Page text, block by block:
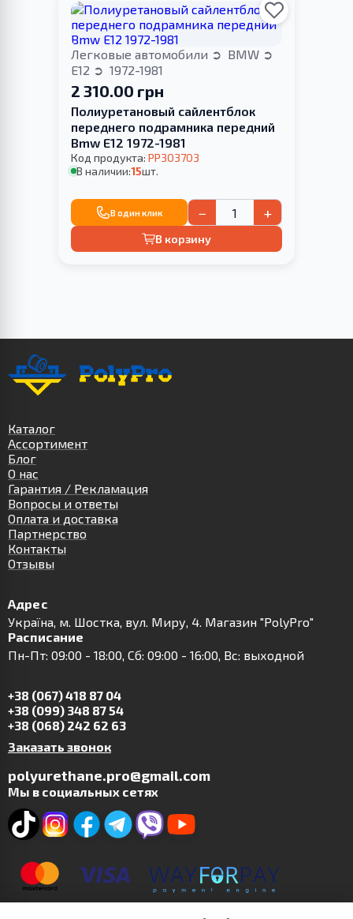
Легковые автомобили
BMW
E12
1972-1981
2 310.00 грн
Полиуретановый сайлентблок
переднего подрамника передний
Bmw E12 1972-1981
Код продукта: PP303703
В наличии:15шт.
В один клик − +
В корзину
Каталог
Ассортимент
Блог
О нас
Гарантия / Рекламация
Вопросы и ответы
Оплата и доставка
Партнерство
Контакты
Отзывы
Адрес
Українa, м. Шостка, вул. Миру, 4. Магазин "PolyPro"
Расписание
Пн-Пт: 09:00 - 18:00, Сб: 09:00 - 16:00, Вс: выходной
+38 (067) 418 87 04
+38 (099) 348 87 54
+38 (068) 242 62 63
Заказать звонок
polyurethane.pro@gmail.com
Мы в социальных сетях